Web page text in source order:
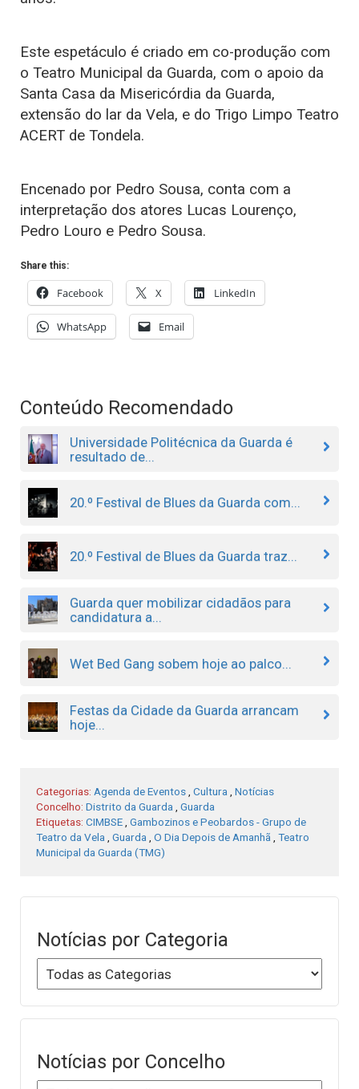
Este espetáculo é criado em co-produção com
o Teatro Municipal da Guarda, com o apoio da
Santa Casa da Misericórdia da Guarda,
extensão do lar da Vela, e do Trigo Limpo Teatro
ACERT de Tondela.
Encenado por Pedro Sousa, conta com a
interpretação dos atores Lucas Lourenço,
Pedro Louro e Pedro Sousa.
Share this:
Facebook X LinkedIn
WhatsApp Email
Conteúdo Recomendado
Universidade Politécnica da Guarda é
resultado de...
20.º Festival de Blues da Guarda com...
20.º Festival de Blues da Guarda traz...
Guarda quer mobilizar cidadãos para
candidatura a...
Wet Bed Gang sobem hoje ao palco...
Festas da Cidade da Guarda arrancam
hoje...
Categorias: Agenda de Eventos Cultura
Notícias
Concelho: Distrito da Guarda
Guarda
Etiquetas: CIMBSE Gambozinos e Peobardos - Grupo de
Teatro da Vela
Guarda O Dia Depois de Amanhã
Teatro
Municipal da Guarda (TMG)
Notícias por Categoria
Notícias por Concelho